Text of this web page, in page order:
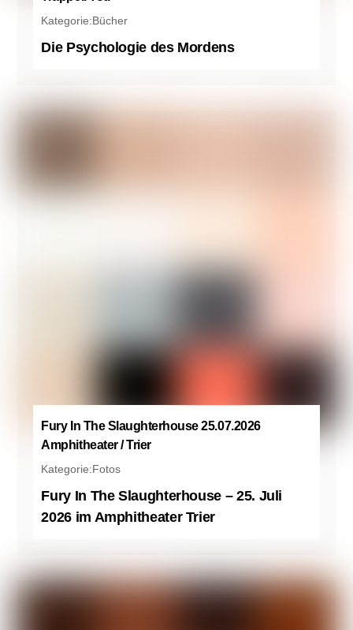
Kategorie:Bücher
Die Psychologie des Mordens
Fury In The Slaughterhouse 25.07.2026
Amphitheater / Trier
Kategorie:Fotos
Fury In The Slaughterhouse – 25. Juli
2026 im Amphitheater Trier